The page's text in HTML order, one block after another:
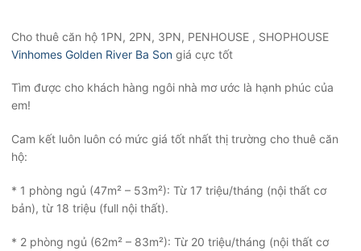
Cho thuê căn hộ 1PN, 2PN, 3PN, PENHOUSE , SHOPHOUSE
Vinhomes Golden River Ba Son giá cực tốt
Tìm được cho khách hàng ngôi nhà mơ ước là hạnh phúc của
em!
Cam kết luôn luôn có mức giá tốt nhất thị trường cho thuê căn
hộ:
* 1 phòng ngủ (47m² – 53m²): Từ 17 triệu/tháng (nội thất cơ
bản), từ 18 triệu (full nội thất).
* 2 phòng ngủ (62m² – 83m²): Từ 20 triệu/tháng (nội thất cơ